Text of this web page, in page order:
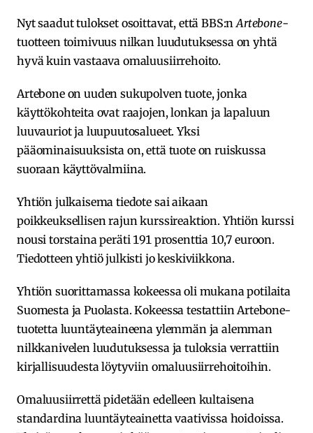
Nyt saadut tulokset osoittavat, että BBS:nArtebone-
tuotteen toimivuus nilkan luudutuksessa on yhtä
hyvä kuin vastaava omaluusiirrehoito.
Artebone on uuden sukupolven tuote, jonka
käyttökohteita ovat raajojen, lonkan ja lapaluun
luuvauriot ja luupuutosalueet. Yksi
pääominaisuuksista on, että tuote on ruiskussa
suoraan käyttövalmiina.
Yhtiön julkaisema tiedote sai aikaan
poikkeuksellisen rajun kurssireaktion. Yhtiön kurssi
nousi torstaina peräti 191 prosenttia 10,7 euroon.
Tiedotteen yhtiö julkisti jo keskiviikkona.
Yhtiön suorittamassa kokeessa oli mukana potilaita
Suomesta ja Puolasta. Kokeessa testattiin Artebone-
tuotetta luuntäyteaineena ylemmän ja alemman
nilkkanivelen luudutuksessa ja tuloksia verrattiin
kirjallisuudesta löytyviin omaluusiirrehoitoihin.
Omaluusiirrettä pidetään edelleen kultaisena
standardina luuntäyteainetta vaativissa hoidoissa.